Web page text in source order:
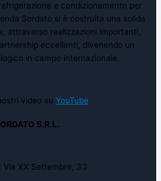
e condizionamento per
Sordato si è costruita una solida
attraverso realizzazioni importanti,
eccellenti, divenendo un
in campo internazionale.
video su YouTube
S.R.L.
Via XX Settembre, 33